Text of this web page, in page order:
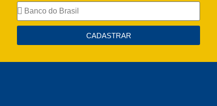
CADASTRAR